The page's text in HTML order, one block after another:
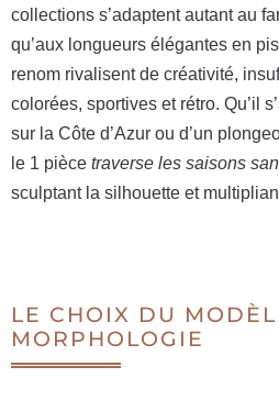
collections s’adaptent autant au
qu’aux longueurs élégantes en
renom rivalisent de créativité,
colorées, sportives et rétro. Qu’il
sur la Côte d’Azur ou d’un
le 1 pièce traverse les saisons
sculptant la silhouette et
LE CHOIX DU
MORPHOLOGIE